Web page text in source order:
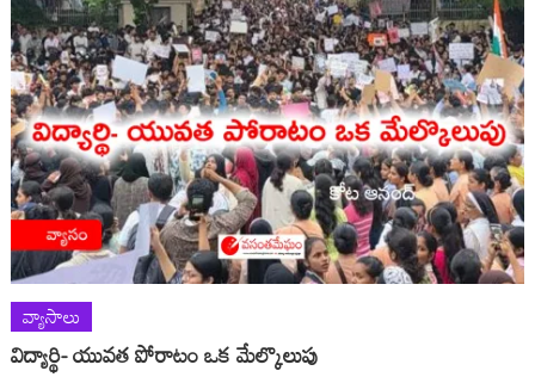
వ్యాసాలు
విద్యార్థి- యువత పోరాటం ఒక మేల్కొలుపు